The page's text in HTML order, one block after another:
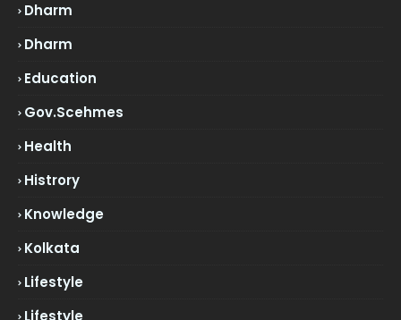
Dharm
Dharm
Education
Gov.scehmes
Health
Histrory
Knowledge
Kolkata
Lifestyle
Lifestyle